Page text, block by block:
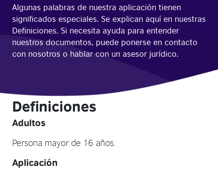
Algunas palabras de nuestra aplicación tienen
significados especiales. Se explican aquí en nuestras
Definiciones. Si necesita ayuda para entender
nuestros documentos, puede ponerse en contacto
con nosotros o hablar con un asesor jurídico.
Definiciones
Adultos
Persona mayor de 16 años.
Aplicación